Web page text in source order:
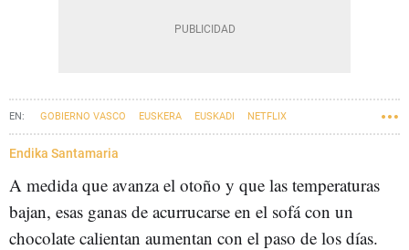
GOBIERNO VASCO EUSKERA EUSKADI NETFLIX
Endika Santamaria
A medida que avanza el otoño y que las temperaturas
bajan, esas ganas de acurrucarse en el sofá con un
chocolate calientan aumentan con el paso de los días.